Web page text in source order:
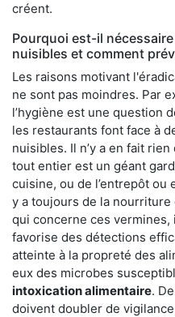
créent.
Pourquoi est-il
nuisibles et comment
Les raisons motivant
ne sont pas moindres. Par
l’hygiène est une question
les restaurants font face à
nuisibles. Il n’y a en fait
tout entier est un géant
cuisine, ou de l’entrepôt ou
y a toujours de la nourriture
qui concerne ces
favorise des détections
atteinte à la propreté des
eux des microbes
intoxication alimentaire.
doivent doubler de